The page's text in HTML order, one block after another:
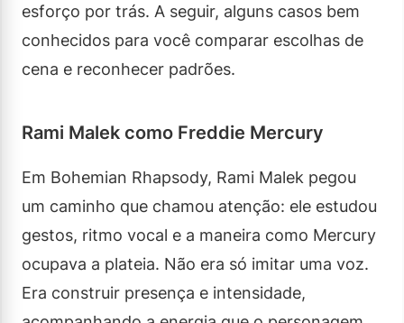
esforço por trás. A seguir, alguns casos bem
conhecidos para você comparar escolhas de
cena e reconhecer padrões.
Rami Malek como Freddie Mercury
Em Bohemian Rhapsody, Rami Malek pegou
um caminho que chamou atenção: ele estudou
gestos, ritmo vocal e a maneira como Mercury
ocupava a plateia. Não era só imitar uma voz.
Era construir presença e intensidade,